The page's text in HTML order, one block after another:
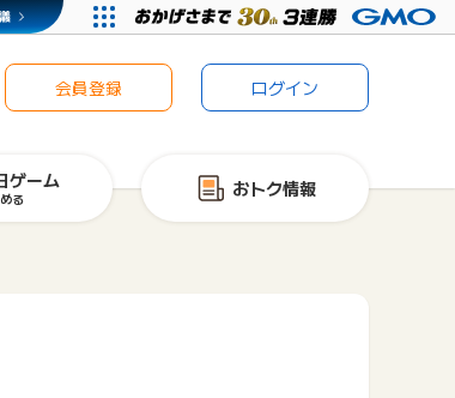
会員登録 ログイン
ゲーム
る おトク情報